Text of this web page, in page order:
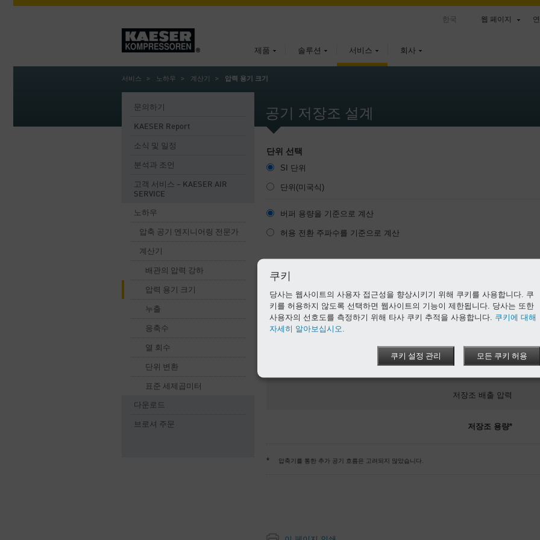
제품 솔루션 서비스 회사
한국 웹 페이지
서비스 노하우 계산기 압력 용기 크기
공기 저장조 설계
문의하기
KAESER Report
소식 및 일정
분석과 조언
고객 서비스 – KAESER AIR
SERVICE
노하우
압축 공기 엔지니어링 전문가
계산기
배관의 압력 강하
압력 용기 크기
누출
응축수
열 회수
단위 변환
표준 세제곱미터
다운로드
브로셔 주문
단위 선택
SI 단위
단위(미국식)
버퍼 용량을 기준으로 계산
허용 전환 주파수를 기준으로 계산
구분 기호로 소수점을 사용하십시오! (천 단위 구분자는 사용하지 않습니다.)
필요한 체적 유량
초기 저장조 압력
저장조 배출 압력
저장조 용량*
* 압축기를 통한 추가 공기 흐름은 고려되지 않았습니다.
쿠키
당사는 웹사이트의 사용자 접근성을 향상시키기 위해 쿠키를 사용합니다. 쿠
키를 허용하지 않도록 선택하면 웹사이트의 기능이 제한됩니다. 당사는 또한
사용자의 선호도를 측정하기 위해 타사 쿠키 추적을 사용합니다. 쿠키에 대해
자세히 알아보십시오.
쿠키 설정 관리 모든 쿠키 허용